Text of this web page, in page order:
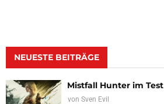
NEUESTE BEITRÄGE
Mistfall Hunter im Test
von Sven Evil